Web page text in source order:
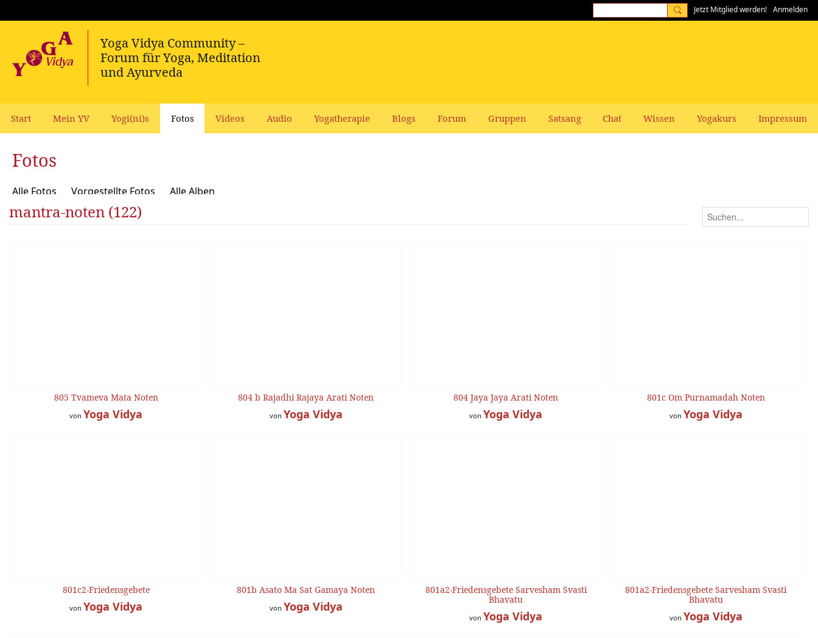
Jetzt Mitglied werden! Anmelden
Start Mein YV Yogi(ni)s Fotos Videos Audio Yogatherapie Blogs Forum Gruppen Satsang Chat Wissen Yogakurs Impressum
Fotos
Alle Fotos Vorgestellte Fotos Alle Alben
mantra-noten (122)
805 Tvameva Mata Noten
von Yoga Vidya
804 b Rajadhi Rajaya Arati Noten
von Yoga Vidya
804 Jaya Jaya Arati Noten
von Yoga Vidya
801c Om Purnamadah Noten
von Yoga Vidya
801c2-Friedensgebete
von Yoga Vidya
801b Asato Ma Sat Gamaya Noten
von Yoga Vidya
801a2-Friedensgebete Sarvesham Svasti
Bhavatu
von Yoga Vidya
801a2-Friedensgebete Sarvesham Svasti
Bhavatu
von Yoga Vidya